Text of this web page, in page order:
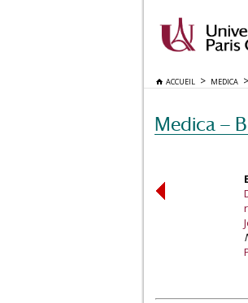
ACCUEIL MEDICA
Medica —